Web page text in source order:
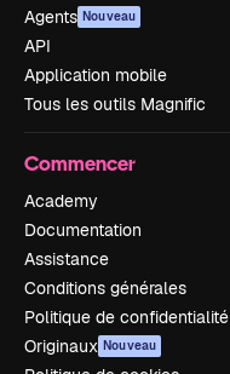
Agents Nouveau
API
Application mobile
Tous les outils Magnific
Commencer
Academy
Documentation
Assistance
Conditions générales
Politique de confidentialité
Originaux Nouveau